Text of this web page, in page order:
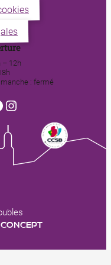
– 12h
: fermé
Instagram